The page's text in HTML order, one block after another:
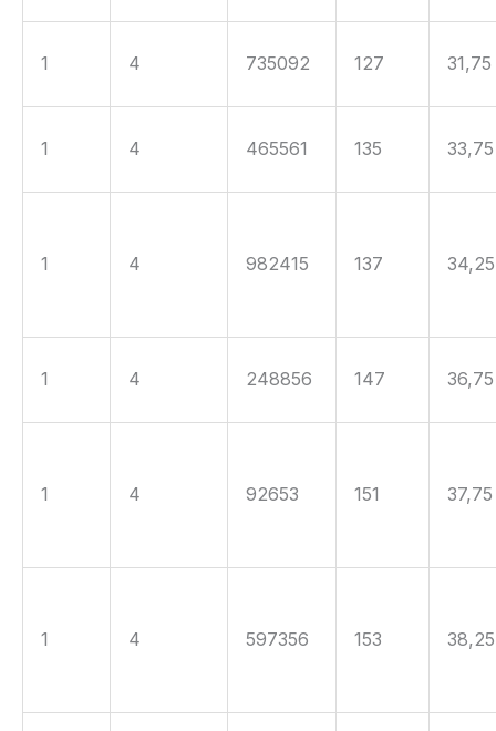
1 4 735092 127 31,75
1 4 465561 135 33,75
1 4 982415 137 34,25
1 4 248856 147 36,75
1 4 92653 151 37,75
1 4 597356 153 38,25